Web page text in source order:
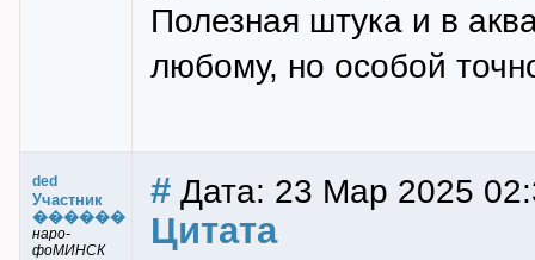
Полезная штука и в
любому, но особой
ded
Участник
������
наро-
фоМИНСК
# Дата: 23 Мар 2025
Цитата